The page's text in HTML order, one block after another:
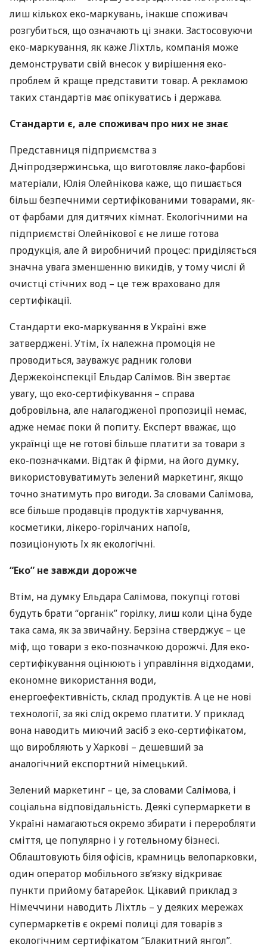
лиш кількох еко-маркувань, інакше споживач
розгубиться, що означають ці знаки. Застосовуючи
еко-маркування, як каже Ліхтль, компанія може
демонструвати свій внесок у вирішення еко-
проблем й краще представити товар. А рекламою
таких стандартів має опікуватись і держава.
Стандарти є, але споживач про них не знає
Представниця підприємства з
Дніпродзержинська, що виготовляє лако-фарбові
матеріали, Юлія Олейнікова каже, що пишається
більш безпечними сертифікованими товарами, як-
от фарбами для дитячих кімнат. Екологічними на
підприємстві Олейнікової є не лише готова
продукція, але й виробничий процес: приділяється
значна увага зменшенню викидів, у тому числі й
очистці стічних вод – це теж враховано для
сертифікації.
Стандарти еко-маркування в Україні вже
затверджені. Утім, їх належна промоція не
проводиться, зауважує радник голови
Держекоінспекції Ельдар Салімов. Він звертає
увагу, що еко-сертифікування – справа
добровільна, але налагодженої пропозиції немає,
адже немає поки й попиту. Експерт вважає, що
українці ще не готові більше платити за товари з
еко-позначками. Відтак й фірми, на його думку,
використовуватимуть зелений маркетинг, якщо
точно знатимуть про вигоди. За словами Салімова,
все більше продавців продуктів харчування,
косметики, лікеро-горілчаних напоїв,
позиціонують їх як екологічні.
“Еко” не завжди дорожче
Втім, на думку Ельдара Салімова, покупці готові
будуть брати “органік” горілку, лиш коли ціна буде
така сама, як за звичайну. Берзіна стверджує – це
міф, що товари з еко-позначкою дорожчі. Для еко-
сертифікування оцінюють і управління відходами,
економне використання води,
енергоефективність, склад продуктів. А це не нові
технології, за які слід окремо платити. У приклад
вона наводить миючий засіб з еко-сертифікатом,
що виробляють у Харкові – дешевший за
аналогічний експортний німецький.
Зелений маркетинг – це, за словами Салімова, і
соціальна відповідальність. Деякі супермаркети в
Україні намагаються окремо збирати і переробляти
сміття, це популярно і у готельному бізнесі.
Облаштовують біля офісів, крамниць велопарковки,
один оператор мобільного зв’язку відкриває
пункти прийому батарейок. Цікавий приклад з
Німеччини наводить Ліхтль – у деяких мережах
супермаркетів є окремі полиці для товарів з
екологічним сертифікатом “Блакитний янгол”.